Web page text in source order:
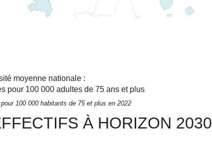
moyenne nationale :
pour 100 000 adultes de 75 ans et plus
100 000 habitants de 75 et plus en 2022
À HORIZON 2030